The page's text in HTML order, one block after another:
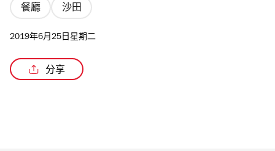
餐廳 沙田
2019年6月25日星期二
分享